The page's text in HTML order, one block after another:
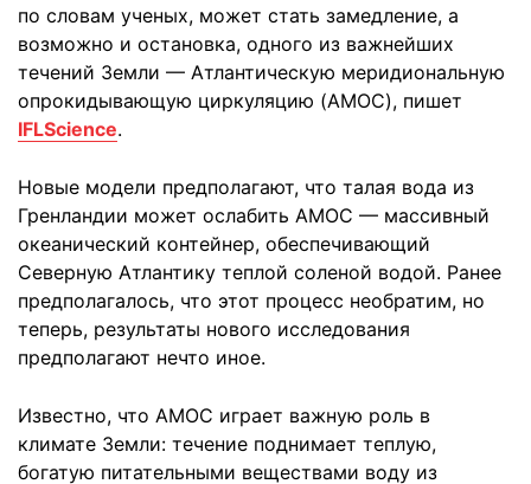
по словам ученых, может стать замедление, а
возможно и остановка, одного из важнейших
течений Земли — Атлантическую меридиональную
опрокидывающую циркуляцию (AMOC), пишет
IFLScience.
Новые модели предполагают, что талая вода из
Гренландии может ослабить AMOC — массивный
океанический контейнер, обеспечивающий
Северную Атлантику теплой соленой водой. Ранее
предполагалось, что этот процесс необратим, но
теперь, результаты нового исследования
предполагают нечто иное.
Известно, что AMOC играет важную роль в
климате Земли: течение поднимает теплую,
богатую питательными веществами воду из